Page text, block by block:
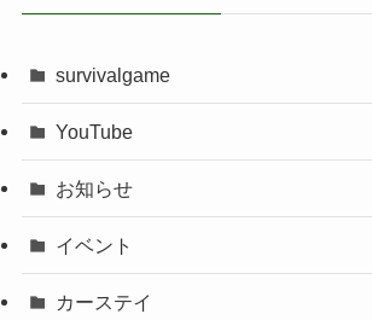
survivalgame
YouTube
お知らせ
イベント
カーステイ